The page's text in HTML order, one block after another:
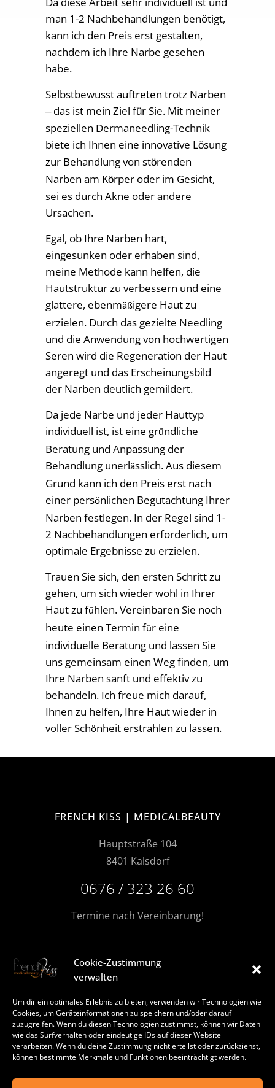
Cookie-Zustimmung
verwalten
Um dir ein optimales Erlebnis zu bieten, verwenden wir Technologien wie
Cookies, um Geräteinformationen zu speichern und/oder darauf
zuzugreifen. Wenn du diesen Technologien zustimmst, können wir Daten
wie das Surfverhalten oder eindeutige IDs auf dieser Website
verarbeiten. Wenn du deine Zustimmung nicht erteilst oder zurückziehst,
können bestimmte Merkmale und Funktionen beeinträchtigt werden.
man 1-2 Nachbehandlungen benötigt,
kann ich den Preis erst gestalten,
nachdem ich Ihre Narbe gesehen
habe.
Selbstbewusst auftreten trotz Narben
–das ist mein Ziel für Sie. Mit meiner
speziellen Dermaneedling-Technik
biete ich Ihnen eine innovative Lösung
zur Behandlung von störenden
Narben am Körper oder im Gesicht,
sei es durch Akne oder andere
Ursachen.
Egal, ob Ihre Narben hart,
eingesunken oder erhaben sind,
meine Methode kann helfen, die
Hautstruktur zu verbessern und eine
glattere, ebenmäßigere Haut zu
erzielen. Durch das gezielte Needling
und die Anwendung von hochwertigen
Seren wird die Regeneration der Haut
angeregt und das Erscheinungsbild
der Narben deutlich gemildert.
Da jede Narbe und jeder Hauttyp
individuell ist, ist eine gründliche
Beratung und Anpassung der
Behandlung unerlässlich. Aus diesem
Grund kann ich den Preis erst nach
einer persönlichen Begutachtung Ihrer
Narben festlegen. In der Regel sind 1-
2 Nachbehandlungen erforderlich, um
optimale Ergebnisse zu erzielen.
Trauen Sie sich, den ersten Schritt zu
gehen, um sich wieder wohl in Ihrer
Haut zu fühlen. Vereinbaren Sie noch
heute einen Termin für eine
individuelle Beratung und lassen Sie
uns gemeinsam einen Weg finden, um
Ihre Narben sanft und effektiv zu
behandeln. Ich freue mich darauf,
Ihnen zu helfen, Ihre Haut wieder in
voller Schönheit erstrahlen zu lassen.
FRENCH KISS | MEDICALBEAUTY
Hauptstraße 104
8401 Kalsdorf
0676 / 323 26 60
Termine nach Vereinbarung!
MORE FRENCHKISS
FACEBOOK
INSTAGRAM
TIKTOK